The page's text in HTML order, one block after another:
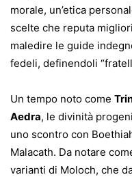
morale, un’etica
scelte che reputa
maledire le guide
fedeli, definendoli
Un tempo noto come
Aedra, le divinità
uno scontro con
Malacath. Da notare
varianti di Moloch, che